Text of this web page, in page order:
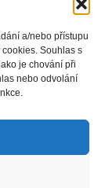
a/nebo přístupu
Souhlas s
je chování při
nebo odvolání
šamany a
hrozbou.